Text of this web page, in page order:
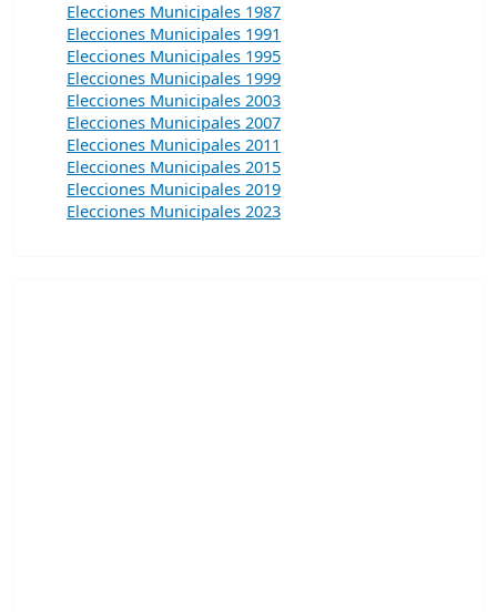
Elecciones Municipales 1987
Elecciones Municipales 1991
Elecciones Municipales 1995
Elecciones Municipales 1999
Elecciones Municipales 2003
Elecciones Municipales 2007
Elecciones Municipales 2011
Elecciones Municipales 2015
Elecciones Municipales 2019
Elecciones Municipales 2023